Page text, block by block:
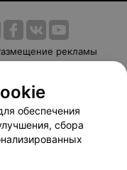
рекламы
Способы оплаты
103.by
обеспечения
сбора